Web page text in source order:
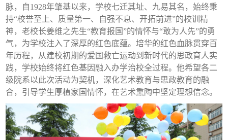
脉，自1928年肇基以来，学校七迁其址、九易其名，始终秉
持“校誉至上、质量第一、自强不息、开拓前进”的校训精
神，老校长姜维之先生“教育报国”的情怀与“敢为人先”的勇
气，为学校注入了深厚的红色底蕴。培华的红色血脉贯穿百
年历程，从建校初期的爱国救亡运动到新时代的思政育人实
践，学校始终将红色基因融入办学治校全过程。他希望各二
级院系以此次活动为契机，深化艺术教育与思政教育的融
合，引导学生厚植家国情怀，在艺术熏陶中坚定理想信念。